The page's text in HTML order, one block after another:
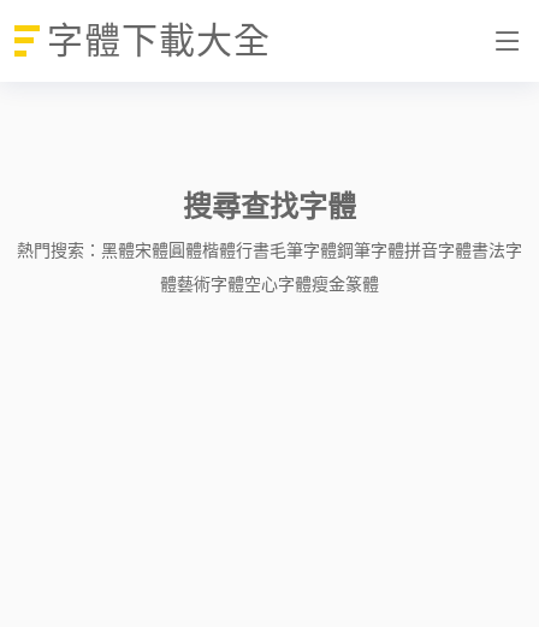
字體下載大全
搜尋查找字體
熱門搜索： 黑體宋體圓體楷體行書毛筆字體鋼筆字體拼音字體書法字
體藝術字體空心字體瘦金篆體